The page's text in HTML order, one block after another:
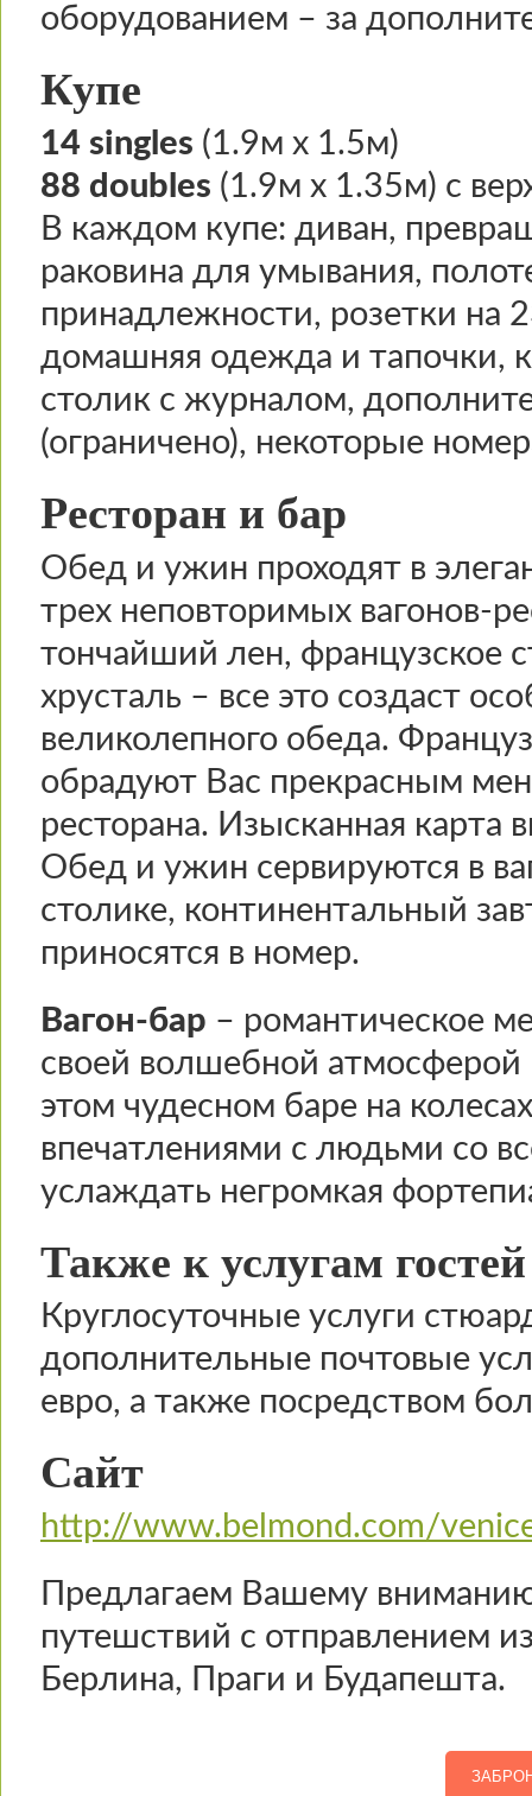
оборудованием – за
Купе
14 singles (1.9м х 1.5м)
88 doubles (1.9м х 1.35м) с
В каждом купе: диван,
раковина для умывания,
принадлежности, розетки на
домашняя одежда и тапочки,
столик с журналом,
(ограничено), некоторые
Ресторан и бар
Обед и ужин проходят в
трех неповторимых вагонов-
тончайший лен, французское
хрусталь – все это создаст
великолепного обеда.
обрадуют Вас прекрасным
ресторана. Изысканная карта
Обед и ужин сервируются в
столике, континентальный
приносятся в номер.
Вагон-бар – романтическое
своей волшебной
этом чудесном баре на
впечатлениями с людьми со
услаждать негромкая
Также к услугам гостей
Круглосуточные услуги
дополнительные почтовые
евро, а также посредством
Сайт
http://www.belmond.com/
Предлагаем Вашему
путешствий с отправлением
Берлина, Праги и Будапешта.